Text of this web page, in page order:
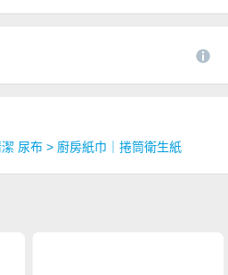
潔 尿布 > 廚房紙巾｜捲筒衛生紙